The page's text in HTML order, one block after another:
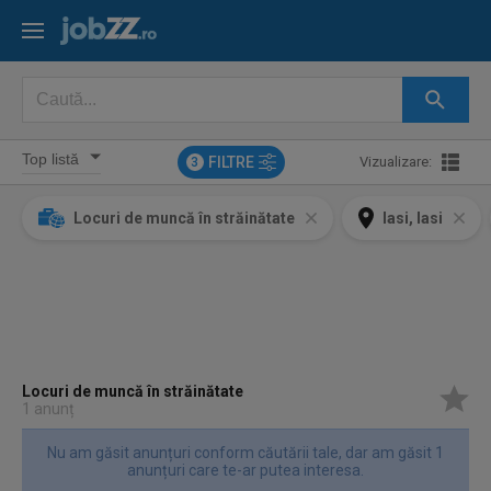
3 FILTRE Vizualizare:
Locuri de muncă în străinătate Iasi, Iasi
Locuri de muncă în străinătate
1 anunț
Nu am găsit anunțuri conform căutării tale, dar am găsit 1
anunțuri care te-ar putea interesa.